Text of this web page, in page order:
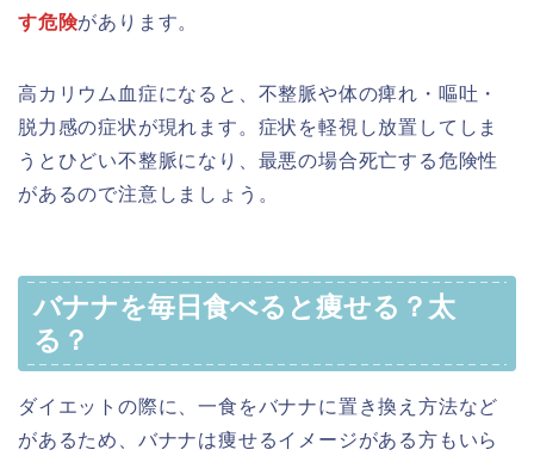
す危険があります。
高カリウム血症になると、不整脈や体の痺れ・嘔吐・
脱力感の症状が現れます。症状を軽視し放置してしま
うとひどい不整脈になり、最悪の場合死亡する危険性
があるので注意しましょう。
バナナを毎日食べると痩せる？太
る？
ダイエットの際に、一食をバナナに置き換え方法など
があるため、バナナは痩せるイメージがある方もいら